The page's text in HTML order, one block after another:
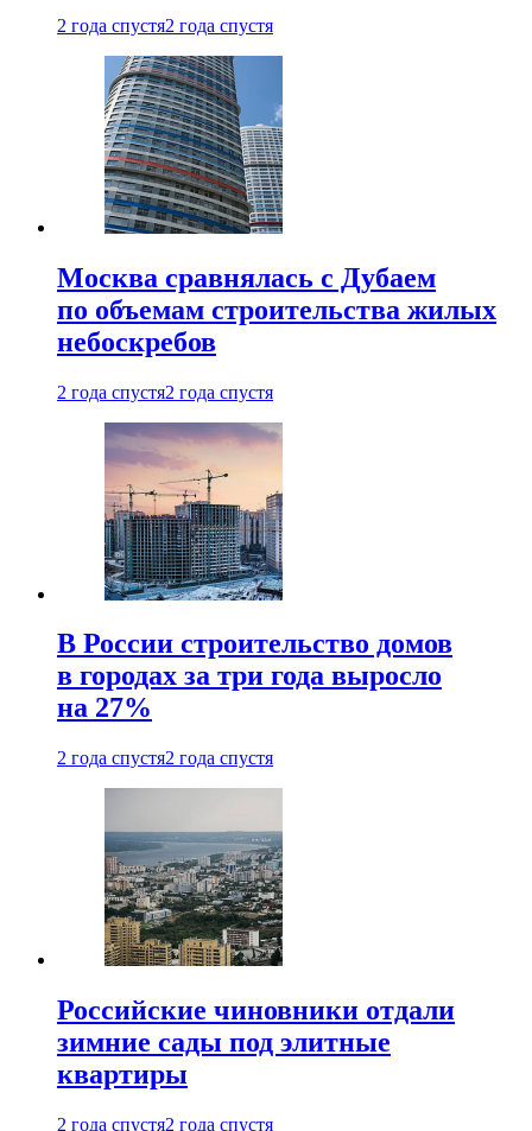
2 года спустя2 года спустя
Москва сравнялась с Дубаем
по объемам строительства жилых
небоскребов
2 года спустя2 года спустя
В России строительство домов
в городах за три года выросло
на 27%
2 года спустя2 года спустя
Российские чиновники отдали
зимние сады под элитные
квартиры
2 года спустя2 года спустя